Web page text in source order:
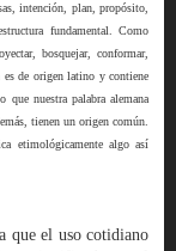
intención, plan, propósito,
fundamental. Como
bosquejar, conformar,
es de origen latino y contiene
nuestra palabra alemana
tienen un origen común.
etimológicamente algo así
que el uso cotidiano